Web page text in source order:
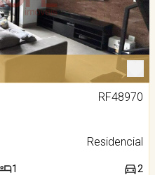
RF48970
Residencial
1 2